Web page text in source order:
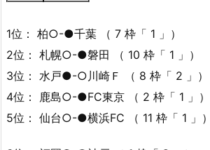
1位： 柏○-●千葉 （ 7 枠「 1 」）
2位： 札幌○-●磐田 （ 10 枠「 1 」）
3位： 水戸●-○川崎Ｆ （ 8 枠「 2 」）
4位： 鹿島○-●FC東京 （ 2 枠「 1 」）
5位： 仙台○-●横浜FC （ 11 枠「 1 」）